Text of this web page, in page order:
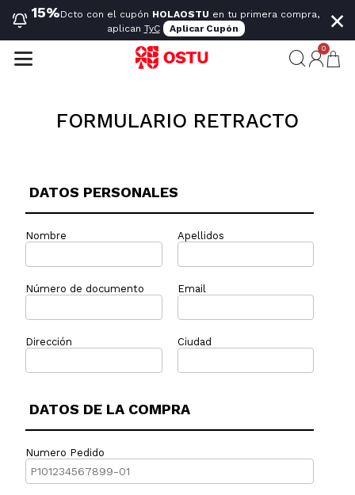
15%Dcto con el cupón HOLAOSTU en tu primera compra,
aplican TyC Aplicar Cupón ×
0
FORMULARIO RETRACTO
DATOS PERSONALES
Nombre Apellidos
Número de documento Email
Dirección Ciudad
DATOS DE LA COMPRA
Numero Pedido